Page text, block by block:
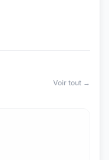
Voir tout →